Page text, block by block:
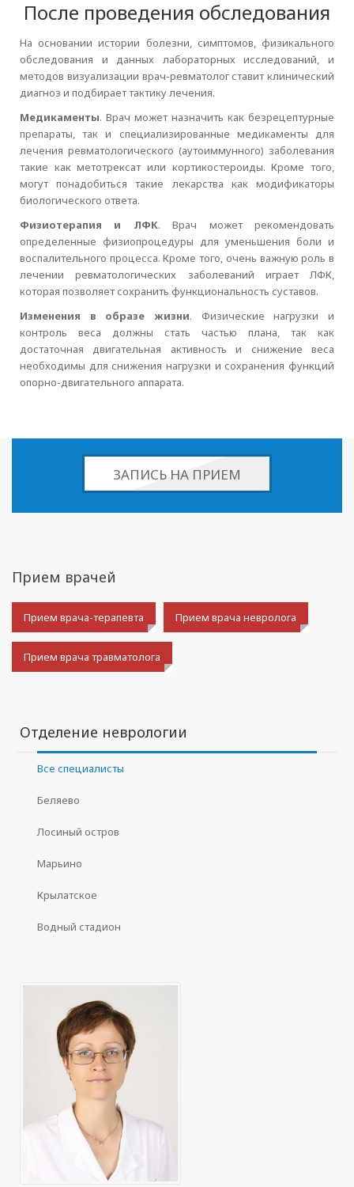
После проведения обследования
На основании истории болезни, симптомов, физикального
обследования и данных лабораторных исследований, и
методов визуализации врач-ревматолог ставит клинический
диагноз и подбирает тактику лечения.
Медикаменты. Врач может назначить как безрецептурные
препараты, так и специализированные медикаменты для
лечения ревматологического (аутоиммунного) заболевания
такие как метотрексат или кортикостероиды. Кроме того,
могут понадобиться такие лекарства как модификаторы
биологического ответа.
Физиотерапия и ЛФК. Врач может рекомендовать
определенные физиопроцедуры для уменьшения боли и
воспалительного процесса. Кроме того, очень важную роль в
лечении ревматологических заболеваний играет ЛФК,
которая позволяет сохранить функциональность суставов.
Изменения в образе жизни. Физические нагрузки и
контроль веса должны стать частью плана, так как
достаточная двигательная активность и снижение веса
необходимы для снижения нагрузки и сохранения функций
опорно-двигательного аппарата.
ЗАПИСЬ НА ПРИЕМ
Прием врачей
Прием врача-терапевта Прием врача невролога
Прием врача травматолога
Отделение неврологии
Все специалисты
Беляево
Лосиный остров
Марьино
Крылатское
Водный стадион